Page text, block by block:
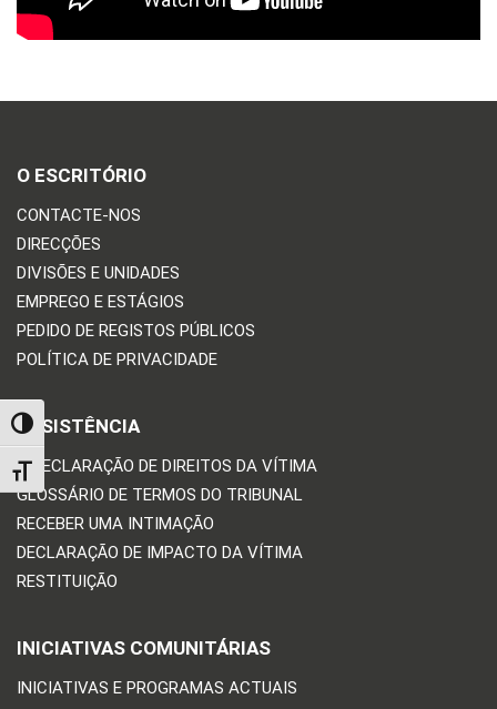
TOGGLE HIGH CONTRAST
TOGGLE FONT SIZE
O ESCRITÓRIO
CONTACTE-NOS
DIRECÇÕES
DIVISÕES E UNIDADES
EMPREGO E ESTÁGIOS
PEDIDO DE REGISTOS PÚBLICOS
POLÍTICA DE PRIVACIDADE
ASSISTÊNCIA
A DECLARAÇÃO DE DIREITOS DA VÍTIMA
GLOSSÁRIO DE TERMOS DO TRIBUNAL
RECEBER UMA INTIMAÇÃO
DECLARAÇÃO DE IMPACTO DA VÍTIMA
RESTITUIÇÃO
INICIATIVAS COMUNITÁRIAS
INICIATIVAS E PROGRAMAS ACTUAIS